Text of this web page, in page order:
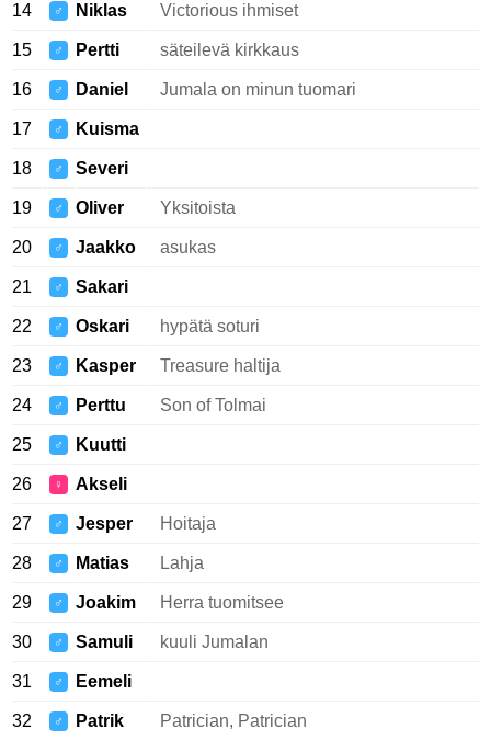
14 ♂ Niklas Victorious ihmiset
15 ♂ Pertti säteilevä kirkkaus
16 ♂ Daniel Jumala on minun tuomari
17 ♂ Kuisma
18 ♂ Severi
19 ♂ Oliver Yksitoista
20 ♂ Jaakko asukas
21 ♂ Sakari
22 ♂ Oskari hypätä soturi
23 ♂ Kasper Treasure haltija
24 ♂ Perttu Son of Tolmai
25 ♂ Kuutti
26 ♀ Akseli
27 ♂ Jesper Hoitaja
28 ♂ Matias Lahja
29 ♂ Joakim Herra tuomitsee
30 ♂ Samuli kuuli Jumalan
31 ♂ Eemeli
32 ♂ Patrik Patrician, Patrician